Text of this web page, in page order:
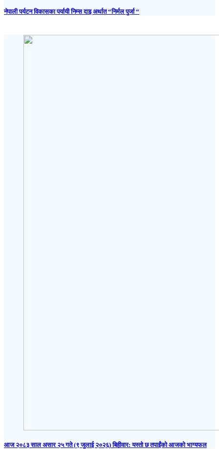
नेपाली पर्यटन विकासका पर्यायी निम्स दाइ अर्थात “निर्मल पुर्जा “
आज २०८३ साल असार २५ गते (९ जुलाई २०२६) बिहीवार: यस्तो छ तपाईंको आजको भाग्यफल